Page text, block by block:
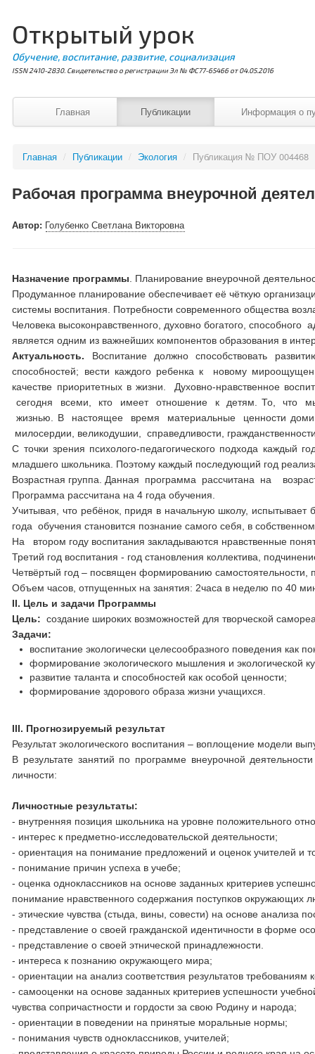
Открытый урок
Обучение, воспитание, развитие, социализация
ISSN 2410-2830. Свидетельство о регистрации Эл № ФС77-65466 от 04.05.2016
Главная Публикации Информация о
Главная / Публикации / Экология / Публикация № ПОУ 004468
Рабочая программа внеурочной
Автор: Голубенко Светлана Викторовна
Назначение программы . Планирование внеурочной
Продуманное планирование обеспечивает её чёткую
системы воспитания. Потребности современного общества
Человека высоконравственного, духовно богатого,
является одним из важнейших компонентов образования в
Актуальность. Воспитание должно способствовать
способностей; вести каждого ребенка к новому
качестве приоритетных в жизни. Духовно-нравственное
сегодня всеми, кто имеет отношение к детям. То, что
жизнью. В настоящее время материальные ценности
милосердии, великодушии, справедливости,
С точки зрения психолого-педагогического подхода каждый
младшего школьника. Поэтому каждый последующий год
Возрастная группа. Данная программа рассчитана на
Программа рассчитана на 4 года обучения.
Учитывая, что ребёнок, придя в начальную школу, испытывает
года обучения становится познание самого себя, в
На втором году воспитания закладываются нравственные
Третий год воспитания - год становления коллектива,
Четвёртый год – посвящен формированию самостоятельности,
Объем часов, отпущенных на занятия: 2часа в неделю по 40
II. Цель и задачи Программы
Цель: создание широких возможностей для творческой
Задачи:
воспитание экологически целесообразного поведения как
формирование экологического мышления и экологической
развитие таланта и способностей как особой ценности;
формирование здорового образа жизни учащихся.
III. Прогнозируемый результат
Результат экологического воспитания – воплощение модели
В результате занятий по программе внеурочной
личности:
Личностные результаты:
- внутренняя позиция школь­ника на уровне положительно­го
- интерес к предметно-иссле­довательской деятельности;
- ориентация на понимание предложений и оценок учите­лей и
- понимание причин успеха в учебе;
- оценка одноклассников на основе заданных критериев
понимание нравственного содержания поступков окру­жающих
- этические чувства (стыда, вины, совести) на основе ана­лиза
- представление о своей граж­данской идентичности в фор­ме
- представление о своей этни­ческой принадлежности.
- интереса к познанию окру­жающего мира;
- ориентации на анализ соот­ветствия результатов требованиям
- самооценки на основе задан­ных критериев успешности
чувства сопричастности и гордости за свою Родину и народа;
- ориентации в поведении на принятые моральные нормы;
- понимания чувств одноклас­сников, учителей;